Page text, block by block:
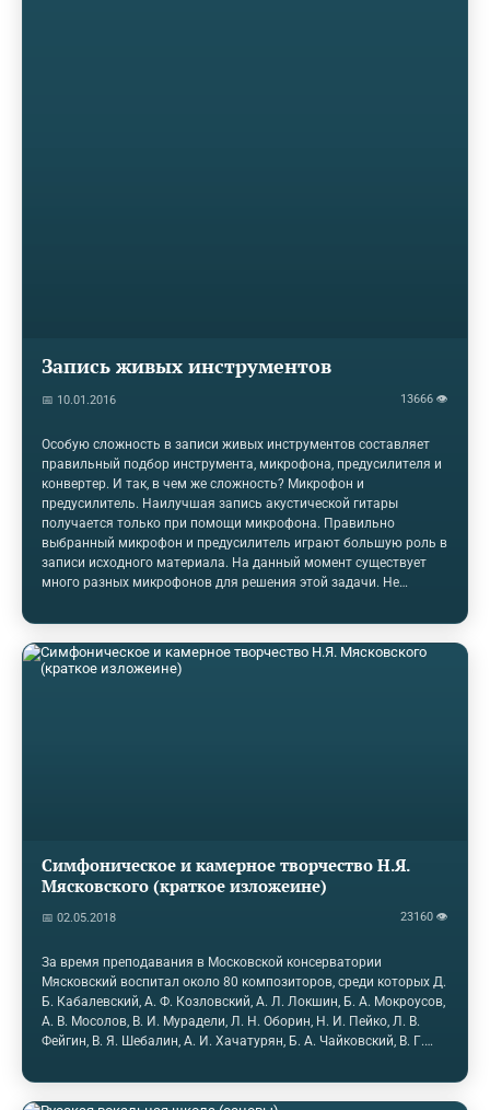
Запись живых инструментов
📅 10.01.2016 13666 👁
Особую сложность в записи живых инструментов составляет
правильный подбор инструмента, микрофона, предусилителя и
конвертер. И так, в чем же сложность? Микрофон и
предусилитель. Наилучшая запись акустической гитары
получается только при помощи микрофона. Правильно
выбранный микрофон и предусилитель играют большую роль в
записи исходного материала. На данный момент существует
много разных микрофонов для решения этой задачи. Не
обладает своим звучанием (характером). На вкус и цвет, как
говориться, все фломастеры разные. Лучшим результатом
будет являться тот, который больше всего будет отвечать
поставленной задаче. На наш взгляд, лучше выбрать
Симфоническое и камерное творчество Н.Я.
Мясковского (краткое изложеине)
📅 02.05.2018 23160 👁
За время преподавания в Московской консерватории
Мясковский воспитал около 80 композиторов, среди которых Д.
Б. Кабалевский, А. Ф. Козловский, А. Л. Локшин, Б. А. Мокроусов,
А. В. Мосолов, В. И. Мурадели, Л. Н. Оборин, Н. И. Пейко, Л. В.
Фейгин, В. Я. Шебалин, А. И. Хачатурян, Б. А. Чайковский, В. Г.
учеников Мясковского нашёл свой стиль, жанр и интонацию
По воспоминаниям учеников, Николай Яковлевич был добрым,